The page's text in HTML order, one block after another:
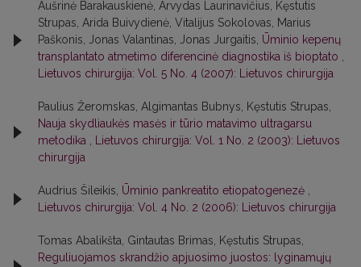
Aušrinė Barakauskienė, Arvydas Laurinavičius, Kęstutis
Strupas, Arida Buivydienė, Vitalijus Sokolovas, Marius
Paškonis, Jonas Valantinas, Jonas Jurgaitis, Ūminio kepenų
transplantato atmetimo diferencinė diagnostika iš bioptato
Lietuvos chirurgija: Vol. 5 No. 4 (2007): Lietuvos chirurgija
Paulius Žeromskas, Algimantas Bubnys, Kęstutis Strupas,
Nauja skydliaukės masės ir tūrio matavimo ultragarsu
metodika
Lietuvos chirurgija: Vol. 1 No. 2 (2003): Lietuvos
chirurgija
Audrius Šileikis, Ūminio pankreatito etiopatogenezė
Lietuvos chirurgija: Vol. 4 No. 2 (2006): Lietuvos chirurgija
Tomas Abalikšta, Gintautas Brimas, Kęstutis Strupas,
Reguliuojamos skrandžio apjuosimo juostos: lyginamųjų